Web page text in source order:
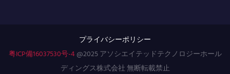
プライバシーポリシー
粤ICP備16037530号-4@2025 アソシエイテッドテクノロジーホール
ディングス株式会社 無断転載禁止